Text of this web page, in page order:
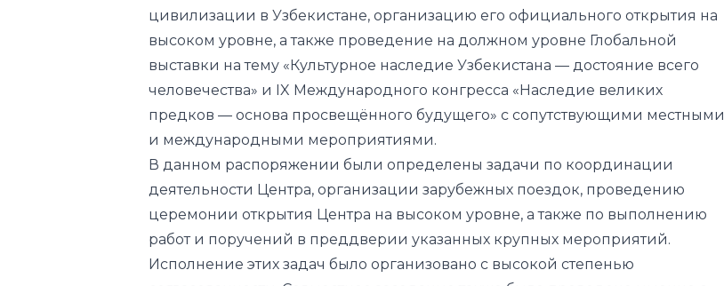
цивилизации в Узбекистане, организацию его официального открытия на
высоком уровне, а также проведение на должном уровне Глобальной
выставки на тему «Культурное наследие Узбекистана — достояние всего
человечества» и IX Международного конгресса «Наследие великих
предков — основа просвещённого будущего» с сопутствующими местными
и международными мероприятиями.
В данном распоряжении были определены задачи по координации
деятельности Центра, организации зарубежных поездок, проведению
церемонии открытия Центра на высоком уровне, а также по выполнению
работ и поручений в преддверии указанных крупных мероприятий.
Исполнение этих задач было организовано с высокой степенью